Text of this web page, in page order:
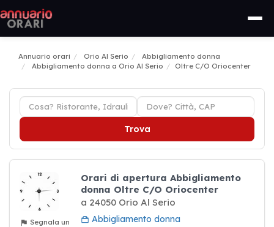
Annuario orari Orio Al Serio
Abbigliamento donna
Abbigliamento donna a Orio Al Serio
Oltre C/O Oriocenter
Trova
Segnala un
Orari di apertura Abbigliamento
donna Oltre C/O Oriocenter
a 24050 Orio Al Serio
Abbigliamento donna